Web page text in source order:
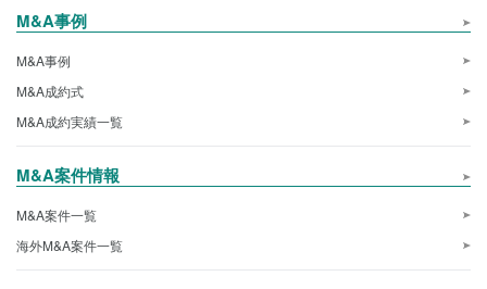
M&A事例
M&A事例
M&A成約式
M&A成約実績一覧
M&A案件情報
M&A案件一覧
海外M&A案件一覧